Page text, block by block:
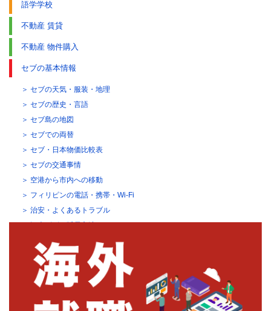
語学学校
不動産 賃貸
不動産 物件購入
セブの基本情報
セブの天気・服装・地理
セブの歴史・言語
セブ島の地図
セブでの両替
セブ・日本物価比較表
セブの交通事情
空港から市内への移動
フィリピンの電話・携帯・Wi-Fi
治安・よくあるトラブル